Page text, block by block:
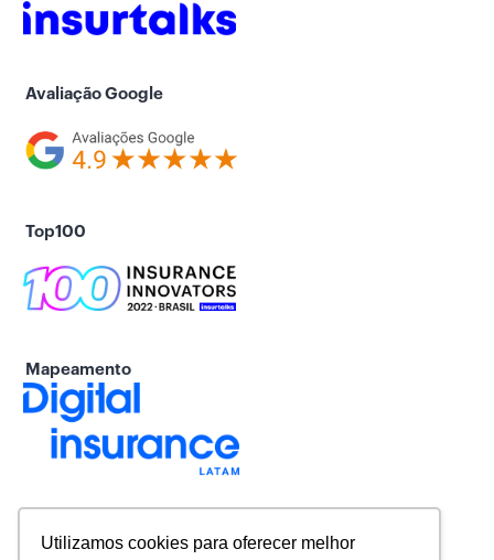
Utilizamos cookies para oferecer melhor
Avaliação Google
Top100
Mapeamento